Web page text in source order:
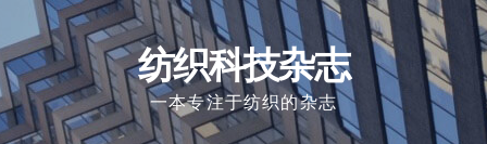
to
content
纺织科技杂志
一本专注于纺织的杂志